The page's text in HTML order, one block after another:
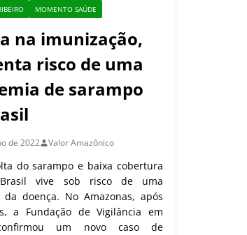
MOMENTO SAÚDE
na imunização,
risco de uma
de sarampo
de 2022 Valor Amazônico
do sarampo e baixa cobertura
vive sob risco de uma
da doença. No Amazonas, após
a Fundação de Vigilância em
um novo caso de